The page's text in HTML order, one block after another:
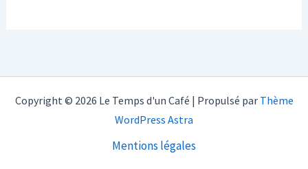
Copyright © 2026 Le Temps d'un Café | Propulsé par Thème
WordPress Astra
Mentions légales